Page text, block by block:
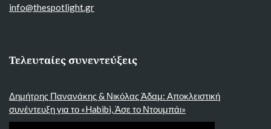
info@thespotlight.gr
Τελευταίες συνεντεύξεις
Δημήτρης Πανανάκης & Νικόλας Άδαμ: Αποκλειστική
συνέντευξη για το «Habibi, Άσε το Ντουμπάι»